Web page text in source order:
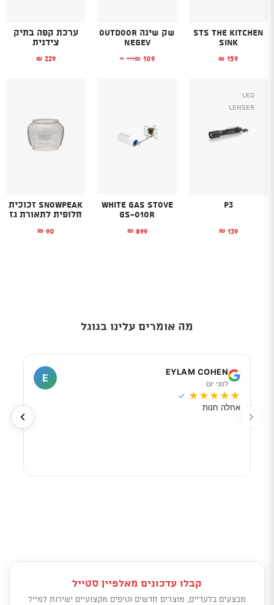
STS The Kitchen
Sink
₪ 159
שק שינה Outdoor
Negev
₪ 119
המחיר המקורי היה: ₪119.₪ 109 המחיר הנוכחי הוא: ₪109.
ערכת קפה בתיק
צידנית
₪ 229
Led
Lenser
P3
₪ 139
White Gas Stove
GS-010R
₪ 899
SnowPeak זכוכית
חלופית לתאורת גז
₪ 90
מה אומרים עלינו בגוגל
EYLAM COHEN
לפני יום
E
★
★
★
★
★
✓
אחלה חנות
קבלו עדכונים מאלפיין סטייל
מבצעים בלעדיים, מוצרים חדשים וטיפים מקצועיים ישירות למייל